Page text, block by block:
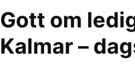
Gott om
Kalmar –